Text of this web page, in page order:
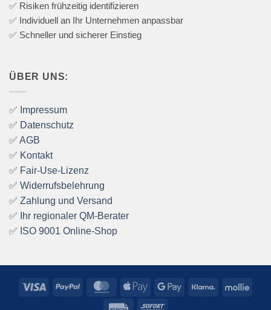
✅ Risiken frühzeitig identifizieren
✅ Individuell an Ihr Unternehmen anpassbar
✅ Schneller und sicherer Einstieg
ÜBER UNS:
✅ Impressum
✅ Datenschutz
✅ AGB
✅ Kontakt
✅ Fair-Use-Lizenz
✅ Widerrufsbelehrung
✅ Zahlung und Versand
✅
Ihr regionaler QM-Berater
✅ ISO 9001 Online-Shop
Visa PayPal MasterCardApple
Google
Klarna Mollie
RechungSofort